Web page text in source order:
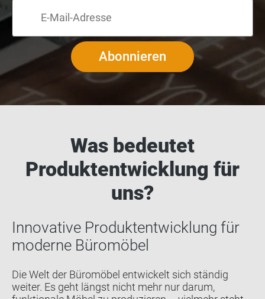
Abonnieren
Was bedeutet
Produktentwicklung für
uns?
Innovative Produktentwicklung für
moderne Büromöbel
Die Welt der Büromöbel entwickelt sich ständig
weiter. Es geht längst nicht mehr nur darum,